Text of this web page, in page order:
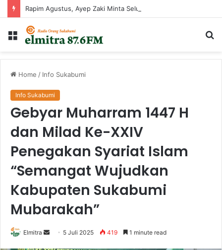
Menu
Home / Info Sukabumi
Info Sukabumi
Gebyar Muharram 1447 H
dan Milad Ke-XXIV
Penegakan Syariat Islam
“Semangat Wujudkan
Kabupaten Sukabumi
Mubarakah”
Elmitra
Send 5 Juli 2025 419 1 minute read